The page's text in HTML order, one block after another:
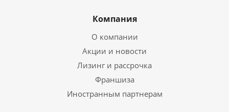
Компания
О компании
Акции и новости
Лизинг и рассрочка
Франшиза
Иностранным партнерам